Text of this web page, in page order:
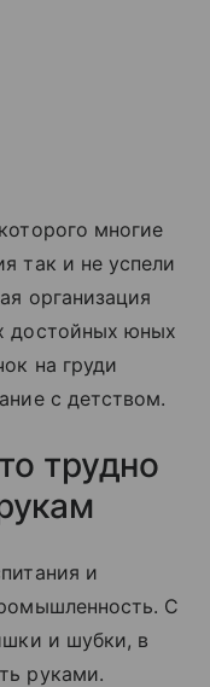
многие
так и не успели
организация
достойных юных
на груди
с детством.
трудно
и
С
и шубки, в
руками.